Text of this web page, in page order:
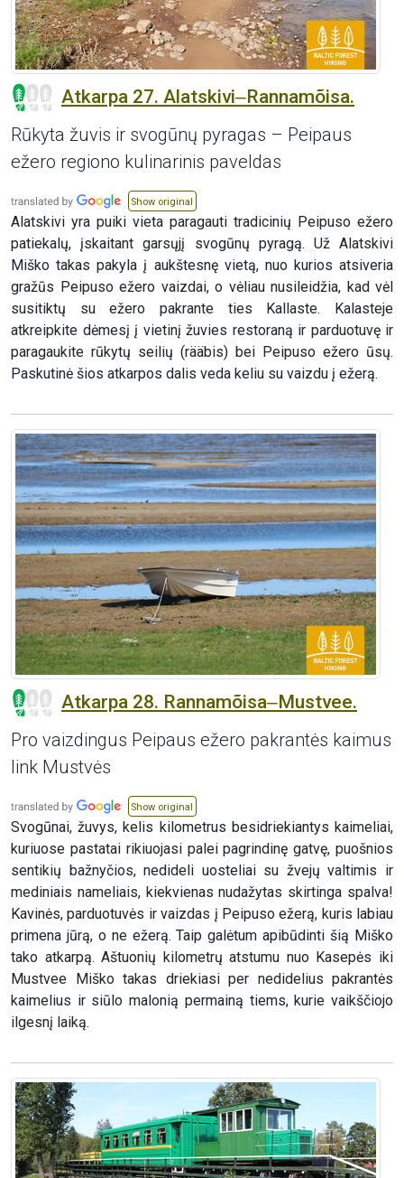
Atkarpa 27. Alatskivi‒Rannamõisa.
Rūkyta žuvis ir svogūnų pyragas – Peipaus
ežero regiono kulinarinis paveldas
Show original
Alatskivi yra puiki vieta paragauti tradicinių Peipuso ežero
patiekalų, įskaitant garsųjį svogūnų pyragą. Už Alatskivi
Miško takas pakyla į aukštesnę vietą, nuo kurios atsiveria
gražūs Peipuso ežero vaizdai, o vėliau nusileidžia, kad vėl
susitiktų su ežero pakrante ties Kallaste. Kalasteje
atkreipkite dėmesį į vietinį žuvies restoraną ir parduotuvę ir
paragaukite rūkytų seilių (rääbis) bei Peipuso ežero ūsų.
Paskutinė šios atkarpos dalis veda keliu su vaizdu į ežerą.
Atkarpa 28. Rannamõisa‒Mustvee.
Pro vaizdingus Peipaus ežero pakrantės kaimus
link Mustvės
Show original
Svogūnai, žuvys, kelis kilometrus besidriekiantys kaimeliai,
kuriuose pastatai rikiuojasi palei pagrindinę gatvę, puošnios
sentikių bažnyčios, nedideli uosteliai su žvejų valtimis ir
mediniais nameliais, kiekvienas nudažytas skirtinga spalva!
Kavinės, parduotuvės ir vaizdas į Peipuso ežerą, kuris labiau
primena jūrą, o ne ežerą. Taip galėtum apibūdinti šią Miško
tako atkarpą. Aštuonių kilometrų atstumu nuo Kasepės iki
Mustvee Miško takas driekiasi per nedidelius pakrantės
kaimelius ir siūlo malonią permainą tiems, kurie vaikščiojo
ilgesnį laiką.